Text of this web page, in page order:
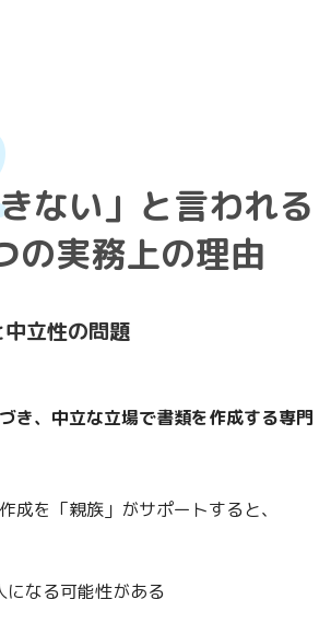
ない」と言われる
の実務上の理由
立性の問題
き、中立な立場で書類を作成する専門
成を「親族」がサポートすると、
になる可能性がある